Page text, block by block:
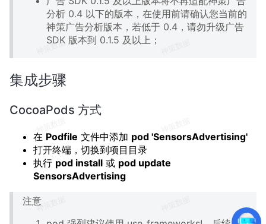
分析 0.4 以下的版本，在使用前请确认您当前的
神策广告分析版本，若低于 0.4，请勿升级广告
SDK 版本到 0.1.5 及以上；
集成步骤
CocoaPods 方式
在 Podfile 文件中添加 pod 'SensorsAdvertising'
打开终端，切换到项目目录
执行 pod install 或 pod update
SensorsAdvertising
注意